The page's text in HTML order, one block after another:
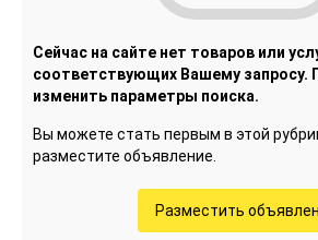
Сейчас на сайте нет товаров или
соответствующих Вашему запросу.
изменить параметры поиска.
Вы можете стать первым в этой
разместите объявление.
Разместить